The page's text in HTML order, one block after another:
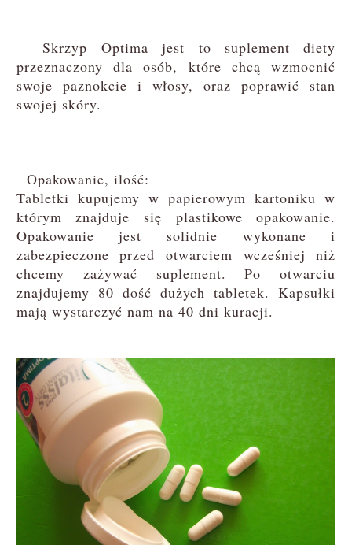
Skrzyp Optima jest to suplement diety
przeznaczony dla osób, które chcą wzmocnić
swoje paznokcie i włosy, oraz poprawić stan
swojej skóry.
Opakowanie, ilość:
Tabletki kupujemy w papierowym kartoniku w
którym znajduje się plastikowe opakowanie.
Opakowanie jest solidnie wykonane i
zabezpieczone przed otwarciem wcześniej niż
chcemy zażywać suplement. Po otwarciu
znajdujemy 80 dość dużych tabletek. Kapsułki
mają wystarczyć nam na 40 dni kuracji.